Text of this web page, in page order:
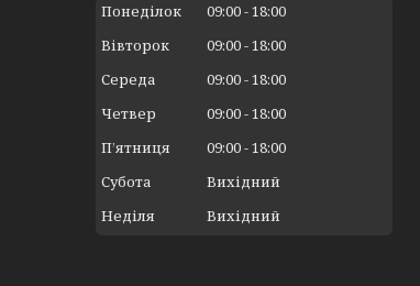
Понеділок 09:00 18:00
Вівторок
09:00 18:00
Середа
09:00 18:00
Четвер
09:00 18:00
Пʼятниця
09:00 18:00
Субота
Вихідний
Неділя
Вихідний